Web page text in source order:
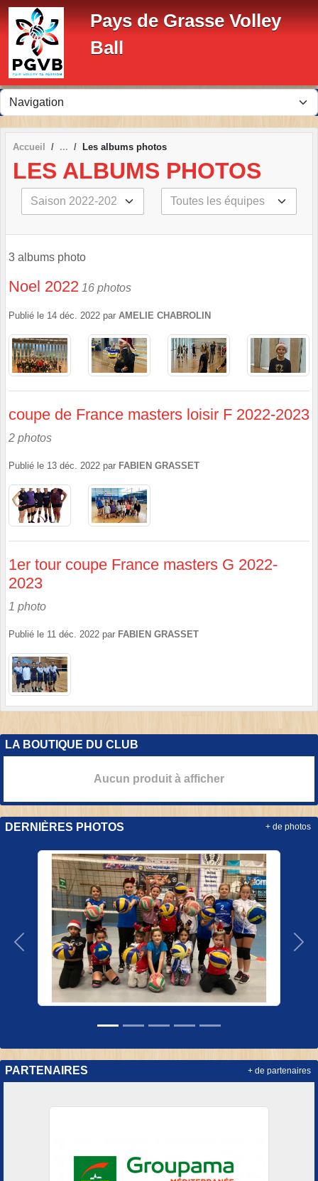
Pays de Grasse Volley
Ball
Accueil Les albums photos
LES ALBUMS PHOTOS
3 albums photo
Noel 2022 16 photos
Publié le 14 déc. 2022 par AMELIE CHABROLIN
coupe de France masters loisir F 2022-2023
2 photos
Publié le 13 déc. 2022 par FABIEN GRASSET
1er tour coupe France masters G 2022-
2023
1 photo
Publié le 11 déc. 2022 par FABIEN GRASSET
LA BOUTIQUE DU CLUB
Aucun produit à afficher
DERNIÈRES PHOTOS
Précedent
+ de photos
PARTENAIRES + de partenaires
Panneau de gestion des cookies